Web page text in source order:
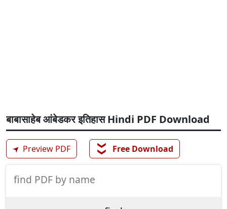
बाबासाहेब आंबेडकर इतिहास Hindi PDF Download
➤ Preview PDF ❯❯ Free Download